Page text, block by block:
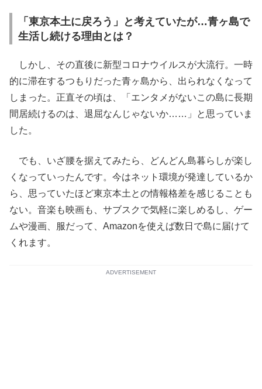
「東京本土に戻ろう」と考えていたが…青ヶ島で
生活し続ける理由とは？
しかし、その直後に新型コロナウイルスが大流行。一時
的に滞在するつもりだった青ヶ島から、出られなくなって
しまった。正直その頃は、「エンタメがないこの島に長期
間居続けるのは、退屈なんじゃないか……」と思っていま
した。
でも、いざ腰を据えてみたら、どんどん島暮らしが楽し
くなっていったんです。今はネット環境が発達しているか
ら、思っていたほど東京本土との情報格差を感じることも
ない。音楽も映画も、サブスクで気軽に楽しめるし、ゲー
ムや漫画、服だって、Amazonを使えば数日で島に届けて
くれます。
ADVERTISEMENT